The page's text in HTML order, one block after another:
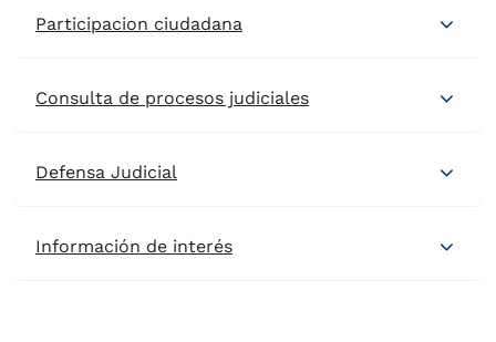
Participacion ciudadana
Consulta de procesos judiciales
Defensa Judicial
Información de interés